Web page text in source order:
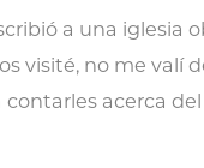
a una iglesia
visité, no me valí
acerca del